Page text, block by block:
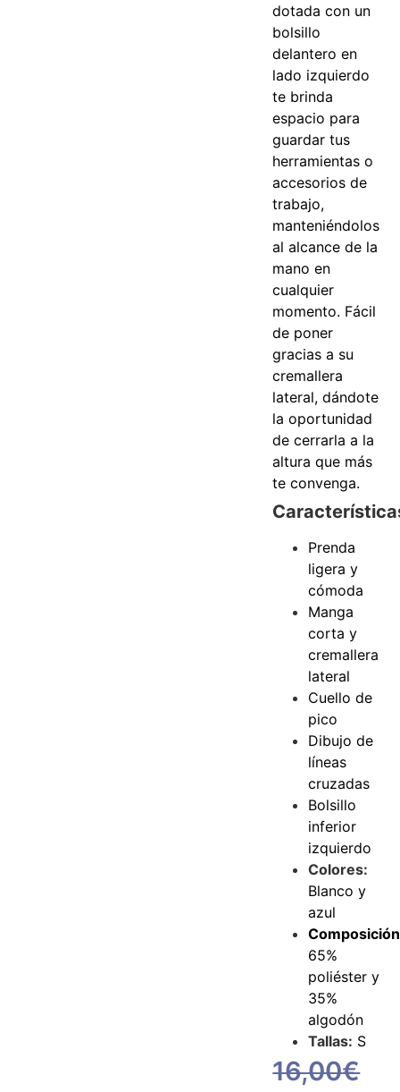
dotada con un
bolsillo
delantero en
lado izquierdo
te brinda
espacio para
guardar tus
herramientas o
accesorios de
trabajo,
manteniéndolos
al alcance de la
mano en
cualquier
momento. Fácil
de poner
gracias a su
cremallera
lateral, dándote
la oportunidad
de cerrarla a la
altura que más
te convenga.
Prenda
ligera y
cómoda
Manga
corta y
cremallera
lateral
Cuello de
pico
Dibujo de
líneas
cruzadas
Bolsillo
inferior
izquierdo
Colores:
Blanco y
azul
65%
poliéster y
35%
algodón
Tallas: S
16,00€